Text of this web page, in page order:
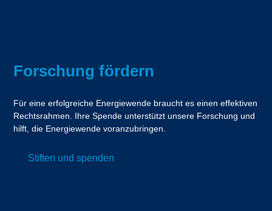
Forschung fördern
Für eine erfolgreiche Energiewende braucht es einen effektiven
Rechtsrahmen. Ihre Spende unterstützt unsere Forschung und
hilft, die Energiewende voranzubringen.
Stiften und spenden